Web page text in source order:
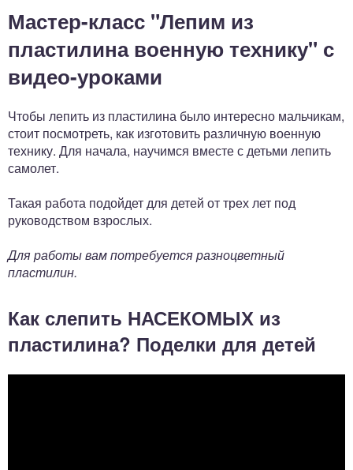
Мастер-класс "Лепим из
пластилина военную технику" с
видео-уроками
Чтобы лепить из пластилина было интересно мальчикам,
стоит посмотреть, как изготовить различную военную
технику. Для начала, научимся вместе с детьми лепить
самолет.
Такая работа подойдет для детей от трех лет под
руководством взрослых.
Для работы вам потребуется разноцветный
пластилин.
Как слепить НАСЕКОМЫХ из
пластилина? Поделки для детей